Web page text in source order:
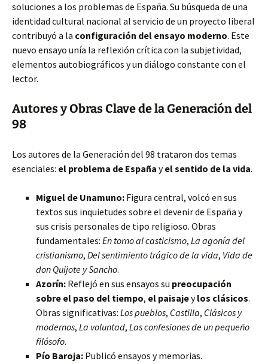
soluciones a los problemas de España. Su búsqueda de una
identidad cultural nacional al servicio de un proyecto liberal
contribuyó a la configuración del ensayo moderno. Este
nuevo ensayo unía la reflexión crítica con la subjetividad,
elementos autobiográficos y un diálogo constante con el
lector.
Autores y Obras Clave de la Generación del
98
Los autores de la Generación del 98 trataron dos temas
esenciales: el problema de España yel sentido de la vida.
Miguel de Unamuno: Figura central, volcó en sus
textos sus inquietudes sobre el devenir de España y
sus crisis personales de tipo religioso. Obras
fundamentales: En torno al casticismo, La agonía del
cristianismo, Del sentimiento trágico de la vida, Vida de
don Quijote y Sancho.
Azorín: Reflejó en sus ensayos su preocupación
sobre el paso del tiempo, el paisajeylos clásicos.
Obras significativas: Los pueblos, Castilla, Clásicos y
modernos, La voluntad, Las confesiones de un pequeño
filósofo.
Pío Baroja: Publicó ensayos y memorias.